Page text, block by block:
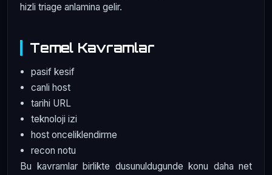
hizli triage anlamina gelir.
Temel Kavramlar
pasif kesif
canli host
tarihi URL
teknoloji izi
host onceliklendirme
recon notu
Bu kavramlar birlikte dusunuldugunde konu daha net